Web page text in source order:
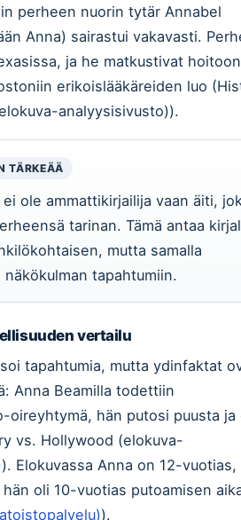
perheen nuorin tytär Annabel
Anna) sairastui vakavasti.
ja he matkustivat
erikoislääkäreiden luo
analyysisivusto)).
TÄRKEÄÄ
ole ammattikirjailija vaan äiti,
tarinan. Tämä antaa
mutta samalla
tapahtumiin.
vertailu
tapahtumia, mutta ydinfaktat
Anna Beamilla todettiin
oireyhtymä, hän putosi puusta ja
vs. Hollywood (elokuva-
Elokuvassa Anna on 12-vuotias,
oli 10-vuotias putoamisen
).